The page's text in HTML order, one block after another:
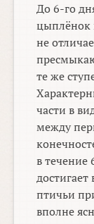
До6-го
цыплёнок
не
те же
части в
между
в течение
птичьи
вполне